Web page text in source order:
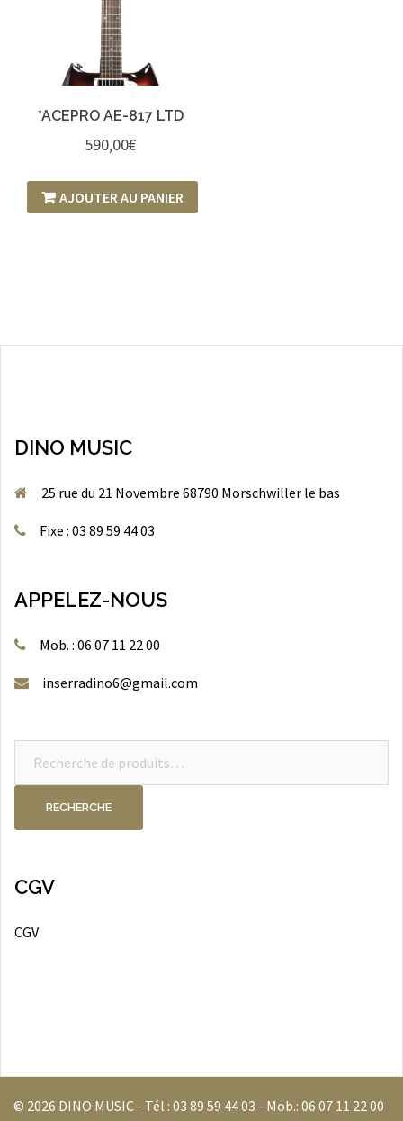
*ACEPRO AE-817 LTD
590,00€
AJOUTER AU PANIER
DINO MUSIC
25 rue du 21 Novembre 68790 Morschwiller le bas
Fixe : 03 89 59 44 03
APPELEZ-NOUS
Mob. : 06 07 11 22 00
inserradino6@gmail.com
RECHERCHE
CGV
CGV
© 2026 DINO MUSIC - Tél.: 03 89 59 44 03 - Mob.: 06 07 11 22 00